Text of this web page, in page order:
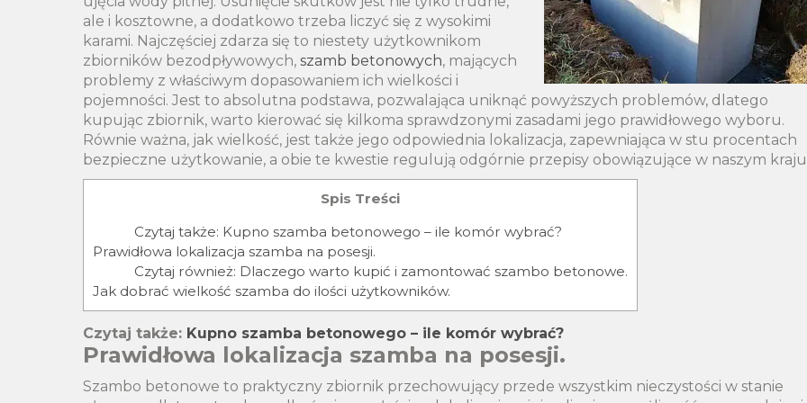
ale i kosztowne, a dodatkowo trzeba liczyć się z wysokimi
karami. Najczęściej zdarza się to niestety użytkownikom
zbiorników bezodpływowych, szamb betonowych, mających
problemy z właściwym dopasowaniem ich wielkości i
pojemności. Jest to absolutna podstawa, pozwalająca uniknąć powyższych problemów, dlatego
kupując zbiornik, warto kierować się kilkoma sprawdzonymi zasadami jego prawidłowego wyboru.
Równie ważna, jak wielkość, jest także jego odpowiednia lokalizacja, zapewniająca w stu procentach
bezpieczne użytkowanie, a obie te kwestie regulują odgórnie przepisy obowiązujące w naszym
Spis Treści
Czytaj także: Kupno szamba betonowego – ile komór wybrać?
Prawidłowa lokalizacja szamba na posesji.
Czytaj również: Dlaczego warto kupić i zamontować szambo betonowe.
Jak dobrać wielkość szamba do ilości użytkowników.
Czytaj także: Kupno szamba betonowego – ile komór wybrać?
Prawidłowa lokalizacja szamba na posesji.
Szambo betonowe to praktyczny zbiornik przechowujący przede wszystkim nieczystości w stanie